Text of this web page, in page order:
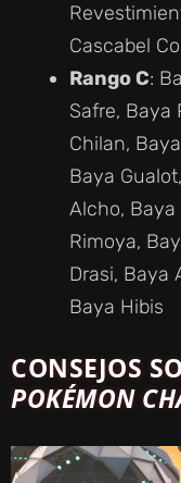
Cascabel
Rango C:
Safre, Baya
Chilan,
Baya
Alcho, Baya
Rimoya,
Drasi, Baya
Baya Hibis
CONSEJOS
POKÉMON